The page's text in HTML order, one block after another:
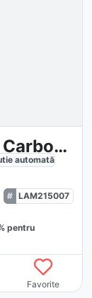
Lamborghini Revuelto Full Carbon & Livery
automată
LAM215007
pentru
Favorite